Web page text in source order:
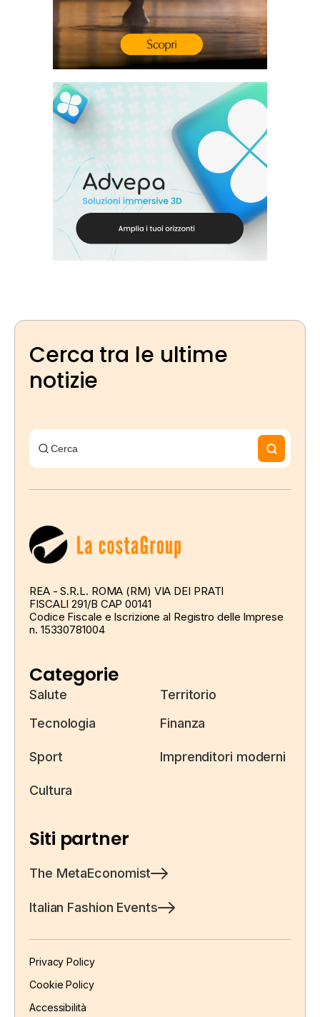
Cerca tra le ultime
notizie
REA - S.R.L. ROMA (RM) VIA DEI PRATI
FISCALI 291/B CAP 00141
Codice Fiscale e Iscrizione al Registro delle Imprese
n. 15330781004
Categorie
Salute
Tecnologia
Sport
Cultura
Territorio
Finanza
Imprenditori moderni
Siti partner
The MetaEconomist
Italian Fashion Events
Privacy Policy
Cookie Policy
Accessibilità